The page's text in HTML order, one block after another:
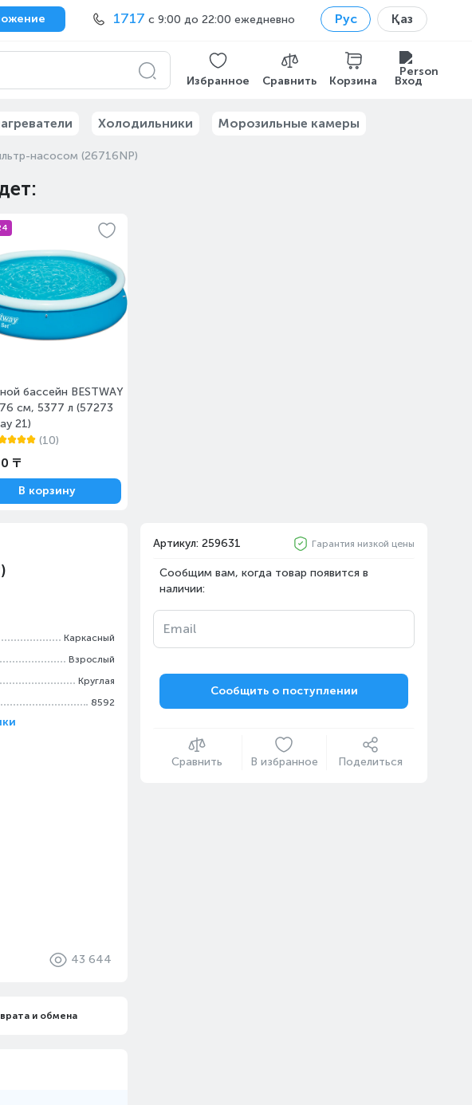
1717 с 9:00 до 22:00 ежедневно Рус Қаз
Избранное Сравнить Корзина Вход
Холодильники Морозильные камеры
насосом (26716NP)
бассейн BESTWAY
см, 5377 л (57273
21)
(10)
₸
В корзину
Каркасный
Взрослый
Круглая
8592
43 644
Артикул: 259631 Гарантия низкой цены
Сообщим вам, когда товар появится в
наличии:
Email
Сообщить о поступлении
Сравнить В избранное Поделиться
и обмена